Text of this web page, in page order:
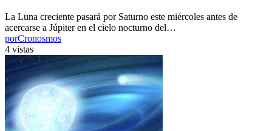
La Luna creciente pasará por Saturno este miércoles antes de
acercarse a Júpiter en el cielo nocturno del…
porCronosmos
4 vistas